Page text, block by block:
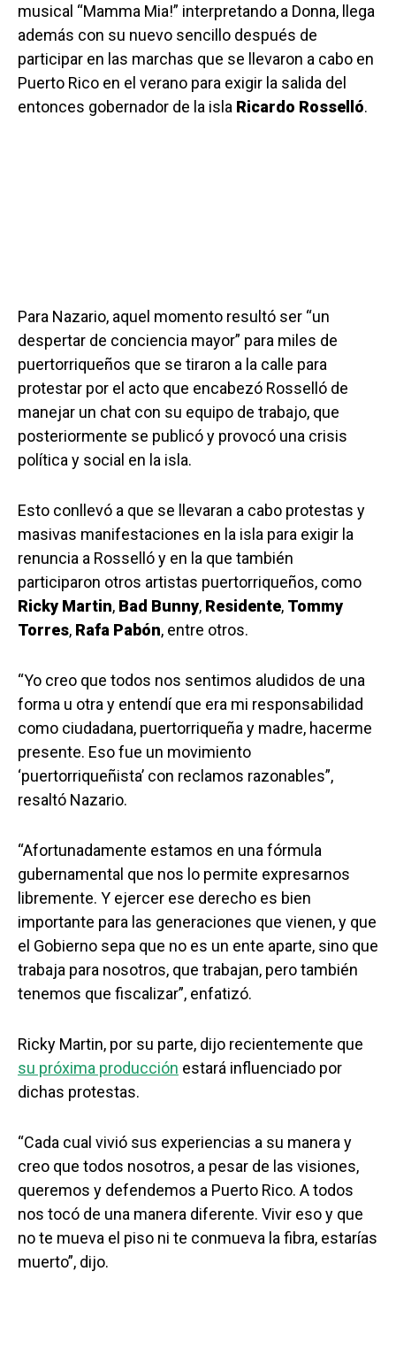
musical “Mamma Mia!” interpretando a Donna, llega
además con su nuevo sencillo después de
participar en las marchas que se llevaron a cabo en
Puerto Rico en el verano para exigir la salida del
entonces gobernador de la isla Ricardo Rosselló.
Para Nazario, aquel momento resultó ser “un
despertar de conciencia mayor” para miles de
puertorriqueños que se tiraron a la calle para
protestar por el acto que encabezó Rosselló de
manejar un chat con su equipo de trabajo, que
posteriormente se publicó y provocó una crisis
política y social en la isla.
Esto conllevó a que se llevaran a cabo protestas y
masivas manifestaciones en la isla para exigir la
renuncia a Rosselló y en la que también
participaron otros artistas puertorriqueños, como
Ricky Martin, Bad Bunny, Residente, Tommy
Torres, Rafa Pabón, entre otros.
“Yo creo que todos nos sentimos aludidos de una
forma u otra y entendí que era mi responsabilidad
como ciudadana, puertorriqueña y madre, hacerme
presente. Eso fue un movimiento
‘puertorriqueñista’ con reclamos razonables”,
resaltó Nazario.
“Afortunadamente estamos en una fórmula
gubernamental que nos lo permite expresarnos
libremente. Y ejercer ese derecho es bien
importante para las generaciones que vienen, y que
el Gobierno sepa que no es un ente aparte, sino que
trabaja para nosotros, que trabajan, pero también
tenemos que fiscalizar”, enfatizó.
Ricky Martin, por su parte, dijo recientemente que
su próxima producción estará influenciado por
dichas protestas.
“Cada cual vivió sus experiencias a su manera y
creo que todos nosotros, a pesar de las visiones,
queremos y defendemos a Puerto Rico. A todos
nos tocó de una manera diferente. Vivir eso y que
no te mueva el piso ni te conmueva la fibra, estarías
muerto”, dijo.